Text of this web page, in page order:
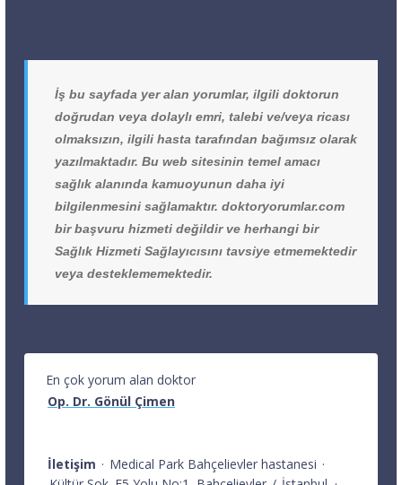
İş bu sayfada yer alan yorumlar, ilgili doktorun
doğrudan veya dolaylı emri, talebi ve/veya ricası
olmaksızın, ilgili hasta tarafından bağımsız olarak
yazılmaktadır. Bu web sitesinin temel amacı
sağlık alanında kamuoyunun daha iyi
bilgilenmesini sağlamaktır. doktoryorumlar.com
bir başvuru hizmeti değildir ve herhangi bir
Sağlık Hizmeti Sağlayıcısını tavsiye etmemektedir
veya desteklememektedir.
En çok yorum alan doktor
Op. Dr. Gönül Çimen
İletişim · Medical Park Bahçelievler hastanesi ·